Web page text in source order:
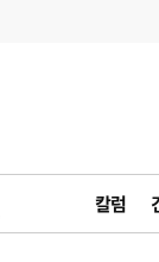
칼럼
금주
1
초대석